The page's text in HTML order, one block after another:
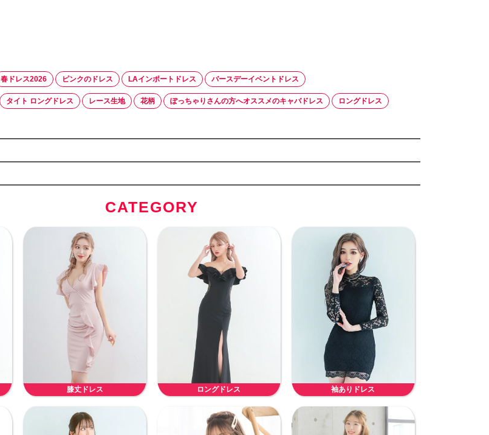
春ドレス2026 ピンクのドレス LAインポートドレス バースデーイベントドレス
タイト ロングドレス レース生地 花柄 ぽっちゃりさんの方へオススメのキャバドレス ロングドレス
CATEGORY
膝丈ドレス ロングドレス 袖ありドレス